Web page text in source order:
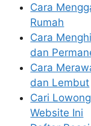
Cara
Rumah
Cara
dan
Cara
dan Lembut
Cari
Website Ini